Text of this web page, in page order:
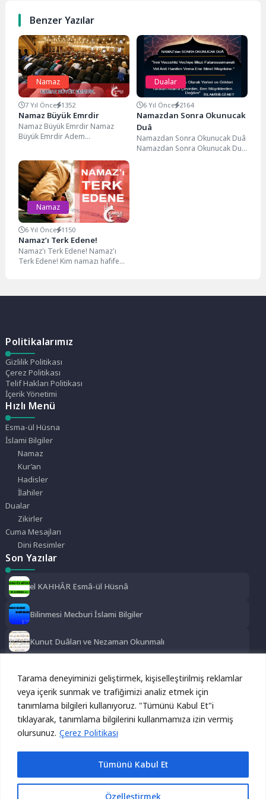
Tarama deneyiminizi geliştirmek, kişiselleştirilmiş reklamlar
veya içerik sunmak ve trafiğimizi analiz etmek için
tanımlama bilgileri kullanıyoruz. "Tümünü Kabul Et"i
tıklayarak, tanımlama bilgilerini kullanmamıza izin vermiş
olursunuz. Çerez Politikası
Özelleştirmek
Tümünü Kabul Et
Benzer Yazılar
Namaz
7 Yıl Önce 1352
Namaz Büyük Emrdir
Namaz Büyük Emrdir Namaz
Büyük Emrdir Adem
Dualar
6 Yıl Önce 2164
Namazdan Sonra Okunucak
Duâ
Namazdan Sonra Okunucak Duâ
Namazdan Sonra Okunucak Duâ
Namaz
6 Yıl Önce 1150
Namaz’ı Terk Edene!
Namaz'ı Terk Edene! Namaz'ı
Terk Edene! Kim namazı hafıfe
Politikalarımız
Gizlilik Politikası
Çerez Politikası
Telif Hakları Politikası
İçerik Yönetimi
Hızlı Menü
Esma-ül Hüsna
İslami Bilgiler
Namaz
Kur’an
Hadisler
İlahiler
Dualar
Zikirler
Cuma Mesajları
Dini Resimler
Son Yazılar
el KAHHÂR Esmâ-ül Hüsnâ
Bilinmesi Mecburi İslami Bilgiler
Kunut Duâları ve Nezaman Okunmalı
Sosyal Medya
Instagram Facebook Twitter
LinkedIn YouTube
Bu site, kullanıcı deneyimini geliştirmek için çerezleri
kullanmaktadır. Devam ederek bu çerezleri kabul etmiş
Reklamı Gizle